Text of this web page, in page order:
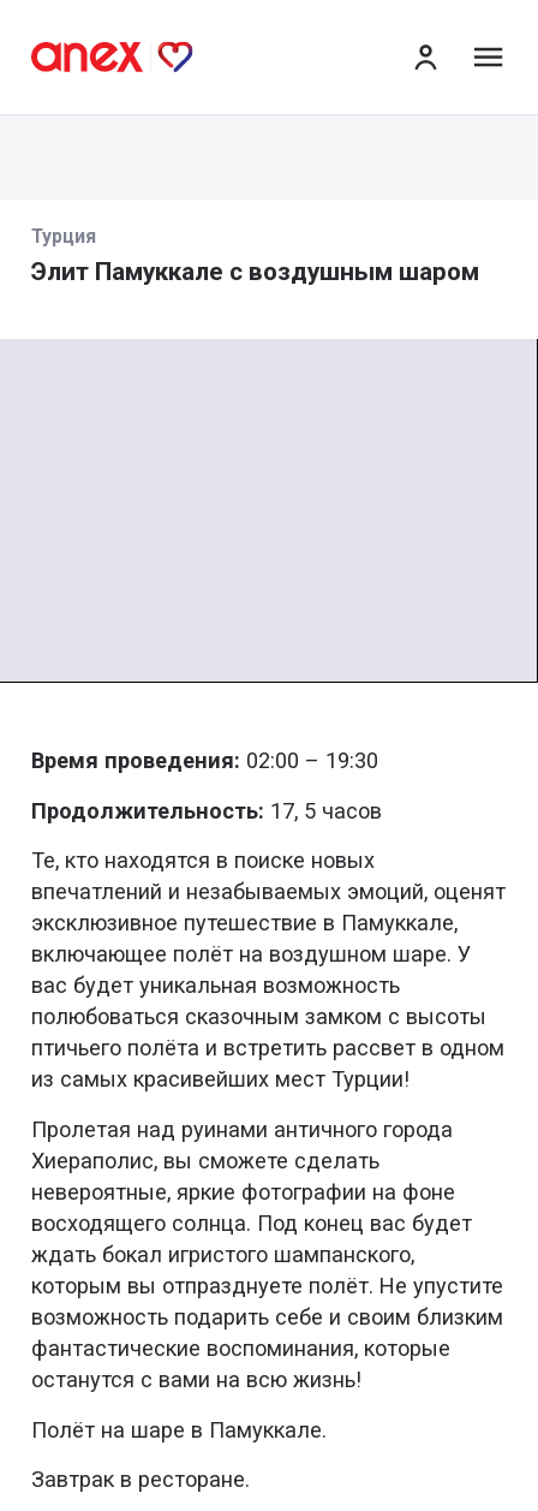
Турция
Элит Памуккале с воздушным шаром
Время проведения: 02:00 – 19:30
Продолжительность: 17, 5 часов
Те, кто находятся в поиске новых
впечатлений и незабываемых эмоций, оценят
эксклюзивное путешествие в Памуккале,
включающее полёт на воздушном шаре. У
вас будет уникальная возможность
полюбоваться сказочным замком с высоты
птичьего полёта и встретить рассвет в одном
из самых красивейших мест Турции!
Пролетая над руинами античного города
Хиераполис, вы сможете сделать
невероятные, яркие фотографии на фоне
восходящего солнца. Под конец вас будет
ждать бокал игристого шампанского,
которым вы отпразднуете полёт. Не упустите
возможность подарить себе и своим близким
фантастические воспоминания, которые
останутся с вами на всю жизнь!
Полёт на шаре в Памуккале.
Завтрак в ресторане.